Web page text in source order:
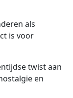
als
is voor
twist aan
en